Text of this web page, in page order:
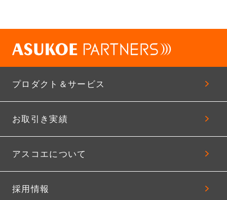
プロダクト＆サービス
お取引き実績
アスコエについて
採用情報